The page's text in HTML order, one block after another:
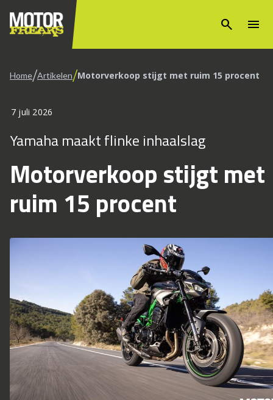
search menu
Home/Artikelen/Motorverkoop stijgt met ruim 15 procent
7 juli 2026
Yamaha maakt flinke inhaalslag
Motorverkoop stijgt met
ruim 15 procent